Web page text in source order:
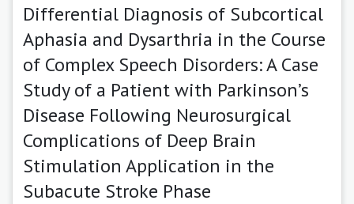
Differential Diagnosis of Subcortical
Aphasia and Dysarthria in the Course
of Complex Speech Disorders: A Case
Study of a Patient with Parkinson’s
Disease Following Neurosurgical
Complications of Deep Brain
Stimulation Application in the
Subacute Stroke Phase